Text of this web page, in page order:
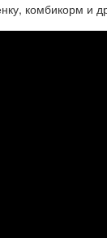
комбикорм и